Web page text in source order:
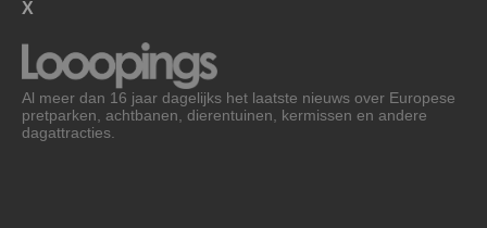
X
Al meer dan 16 jaar dagelijks het laatste nieuws over Europese
pretparken, achtbanen, dierentuinen, kermissen en andere
dagattracties.